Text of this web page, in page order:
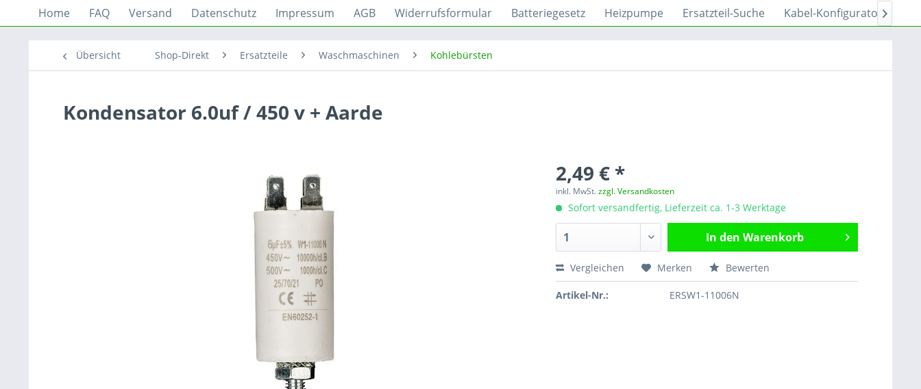
Home FAQ Versand Datenschutz Impressum AGB Widerrufsformular Batteriegesetz Heizpumpe Ersatzteil-Suche Kabel-Konfigurator 
Übersicht Shop-Direkt Ersatzteile Waschmaschinen Kohlebürsten
Kondensator 6.0uf / 450 v + Aarde
2,49 € *
inkl. MwSt.zzgl. Versandkosten
Sofort versandfertig, Lieferzeit ca. 1-3 Werktage
In den Warenkorb
Vergleichen Merken Bewerten
Artikel-Nr.: ERSW1-11006N